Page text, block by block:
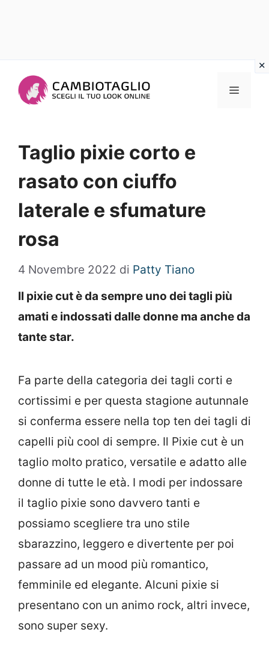
Menu
Taglio pixie corto e
rasato con ciuffo
laterale e sfumature
rosa
4 Novembre 2022 di Patty Tiano
Il pixie cut è da sempre uno dei tagli più
amati e indossati dalle donne ma anche da
tante star.
Fa parte della categoria dei tagli corti e
cortissimi e per questa stagione autunnale
si conferma essere nella top ten dei tagli di
capelli più cool di sempre. Il Pixie cut è un
taglio molto pratico, versatile e adatto alle
donne di tutte le età. I modi per indossare
il taglio pixie sono davvero tanti e
possiamo scegliere tra uno stile
sbarazzino, leggero e divertente per poi
passare ad un mood più romantico,
femminile ed elegante. Alcuni pixie si
presentano con un animo rock, altri invece,
sono super sexy.